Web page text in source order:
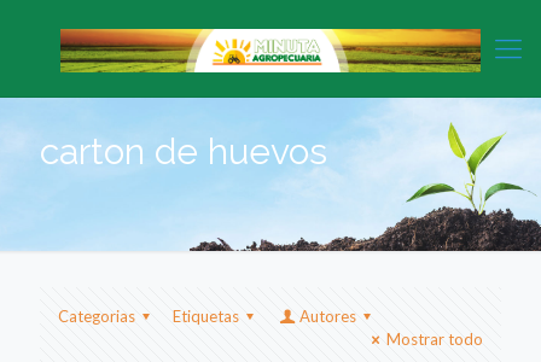
carton de huevos
Categorias Etiquetas
Autores
Mostrar todo